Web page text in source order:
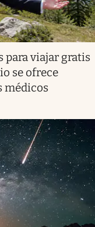
para viajar gratis
se ofrece
médicos